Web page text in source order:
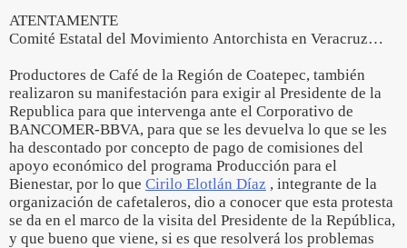
ATENTAMENTE
Comité Estatal del Movimiento Antorchista en Veracruz…
Productores de Café de la Región de Coatepec, también
realizaron su manifestación para exigir al Presidente de la
Republica para que intervenga ante el Corporativo de
BANCOMER-BBVA, para que se les devuelva lo que se les
ha descontado por concepto de pago de comisiones del
apoyo económico del programa Producción para el
Bienestar, por lo que Cirilo Elotlán Díaz , integrante de la
organización de cafetaleros, dio a conocer que esta protesta
se da en el marco de la visita del Presidente de la República,
y que bueno que viene, si es que resolverá los problemas